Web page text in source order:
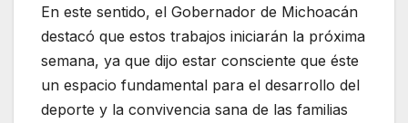
En este sentido, el Gobernador de Michoacán
destacó que estos trabajos iniciarán la próxima
semana, ya que dijo estar consciente que éste
un espacio fundamental para el desarrollo del
deporte y la convivencia sana de las familias